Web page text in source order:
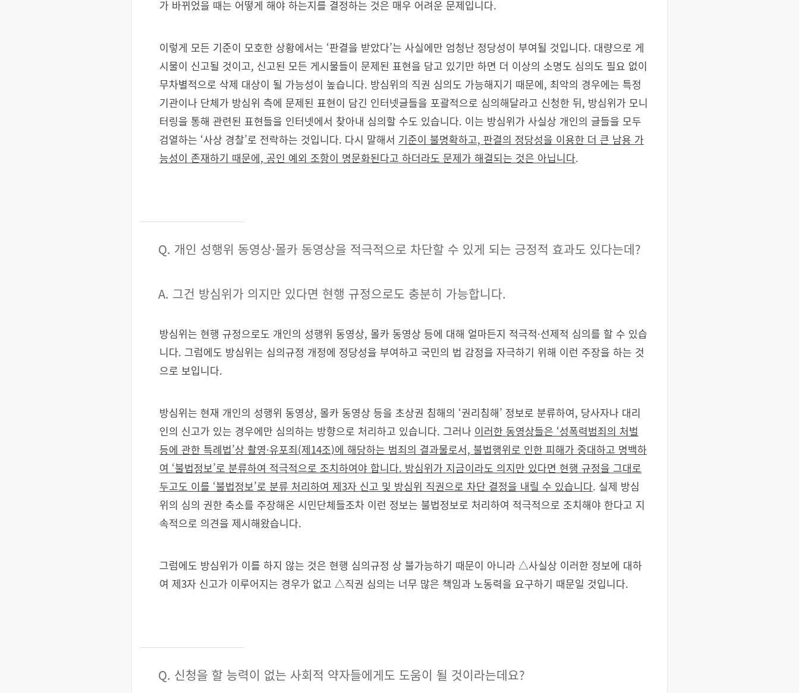
가 바뀌었을 때는 어떻게 해야 하는지를 결정하는 것은 매우 어려운 문제입니다.
이렇게 모든 기준이 모호한 상황에서는 ‘판결을 받았다’는 사실에만 엄청난 정당성이 부여될 것입니다. 대량으로 게
시물이 신고될 것이고, 신고된 모든 게시물들이 문제된 표현을 담고 있기만 하면 더 이상의 소명도 심의도 필요 없이
무차별적으로 삭제 대상이 될 가능성이 높습니다. 방심위의 직권 심의도 가능해지기 때문에, 최악의 경우에는 특정
기관이나 단체가 방심위 측에 문제된 표현이 담긴 인터넷글들을 포괄적으로 심의해달라고 신청한 뒤, 방심위가 모니
터링을 통해 관련된 표현들을 인터넷에서 찾아내 심의할 수도 있습니다. 이는 방심위가 사실상 개인의 글들을 모두
검열하는 ‘사상 경찰’로 전락하는 것입니다. 다시 말해서 기준이 불명확하고, 판결의 정당성을 이용한 더 큰 남용 가
능성이 존재하기 때문에, 공인 예외 조항이 명문화된다고 하더라도 문제가 해결되는 것은 아닙니다.
Q. 개인 성행위 동영상·몰카 동영상을 적극적으로 차단할 수 있게 되는 긍정적 효과도 있다는데?
A. 그건 방심위가 의지만 있다면 현행 규정으로도 충분히 가능합니다.
방심위는 현행 규정으로도 개인의 성행위 동영상, 몰카 동영상 등에 대해 얼마든지 적극적·선제적 심의를 할 수 있습
니다. 그럼에도 방심위는 심의규정 개정에 정당성을 부여하고 국민의 법 감정을 자극하기 위해 이런 주장을 하는 것
으로 보입니다.
방심위는 현재 개인의 성행위 동영상, 몰카 동영상 등을 초상권 침해의 ‘권리침해’ 정보로 분류하여, 당사자나 대리
인의 신고가 있는 경우에만 심의하는 방향으로 처리하고 있습니다. 그러나 이러한 동영상들은 ‘성폭력범죄의 처벌
등에 관한 특례법’상 촬영·유포죄(제14조)에 해당하는 범죄의 결과물로서, 불법행위로 인한 피해가 중대하고 명백하
여 ‘불법정보’로 분류하여 적극적으로 조치하여야 합니다. 방심위가 지금이라도 의지만 있다면 현행 규정을 그대로
두고도 이를 ‘불법정보’로 분류 처리하여 제3자 신고 및 방심위 직권으로 차단 결정을 내릴 수 있습니다. 실제 방심
위의 심의 권한 축소를 주장해온 시민단체들조차 이런 정보는 불법정보로 처리하여 적극적으로 조치해야 한다고 지
속적으로 의견을 제시해왔습니다.
그럼에도 방심위가 이를 하지 않는 것은 현행 심의규정 상 불가능하기 때문이 아니라 △사실상 이러한 정보에 대하
여 제3자 신고가 이루어지는 경우가 없고 △직권 심의는 너무 많은 책임과 노동력을 요구하기 때문일 것입니다.
Q. 신청을 할 능력이 없는 사회적 약자들에게도 도움이 될 것이라는데요?